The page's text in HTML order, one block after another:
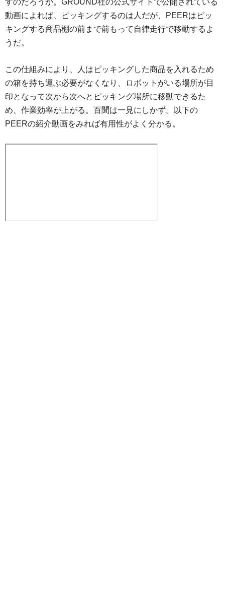
すのだろうか。GROUND社の公式サイトで公開されている
動画によれば、ピッキングするのは人だが、PEERはピッ
キングする商品棚の前まで前もって自律走行で移動するよ
うだ。
この仕組みにより、人はピッキングした商品を入れるため
の箱を持ち運ぶ必要がなくなり、ロボットがいる場所が目
印となって次から次へとピッキング場所に移動できるた
め、作業効率が上がる。百聞は一見にしかず。以下の
PEERの紹介動画をみれば有用性がよく分かる。